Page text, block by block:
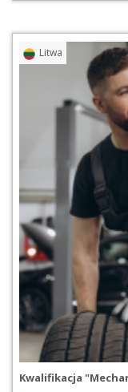
Litwa
Kwalifikacja